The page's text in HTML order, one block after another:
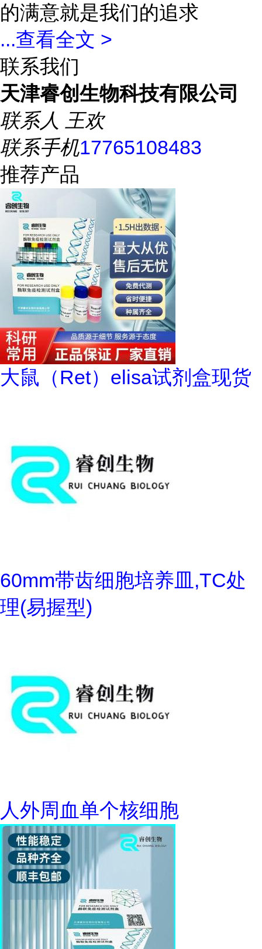
的满意就是我们的追求
...查看全文 >
联系我们
天津睿创生物科技有限公司
联系人 王欢
联系手机17765108483
推荐产品
大鼠（Ret）elisa试剂盒现货
60mm带齿细胞培养皿,TC处
理(易握型)
人外周血单个核细胞